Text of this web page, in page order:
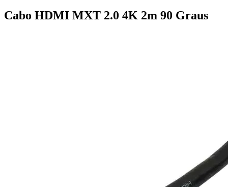
Cabo HDMI MXT 2.0 4K 2m 90 Graus